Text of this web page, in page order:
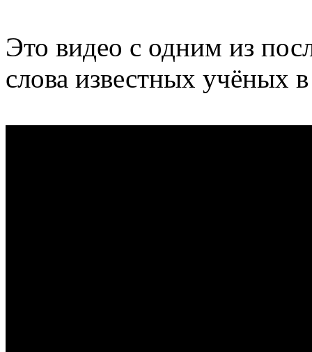
Это видео с одним из
слова известных учёных